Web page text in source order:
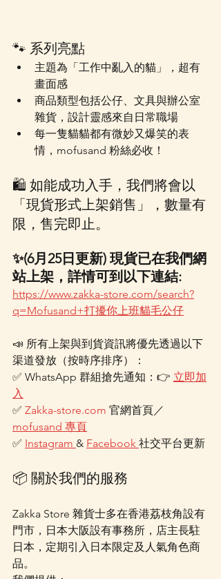
🐾 系列亮點
主題為「工作中亂入的貓」，超有
畫面感
商品類型包括公仔、文具與辦公室
雜貨，設計靈感來自日常職場
每一隻貓貓都有微妙又爆笑的表
情，mofusand 粉絲必收！
🛍 如能成功入手，我們將會以
「現貨形式上架銷售」，數量有
限，售完即止。
✨(6月25日更新) 現貨已在我們網
站上架，詳情可到以下連結:
https://www.zakka-store.com/search?
q=Mofusand+打擾你上班貓毛公仔
📣 所有上架與到貨資訊將優先透過以下
渠道發放（按時序排序）：
✅ WhatsApp 群組搶先通知：👉 立即加
入
✅ Zakka-store.com 官網首頁／
mofusand 專頁
✅ Instagram & Facebook 社交平台更新
📦 關於我們的服務
Zakka Store 雜貨士多在香港荔枝角設有
門市，日本大阪設有事務所，店主長駐
日本，定期引入日本限定及人氣角色商
品。